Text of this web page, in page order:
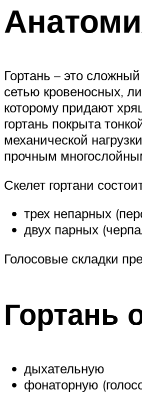
Гортань – это
сетью кровеносных,
которому придают
гортань покрыта
механической
прочным
Скелет гортани
трех непарных
двух парных
Голосовые складки
Гортань
дыхательную
фонаторную